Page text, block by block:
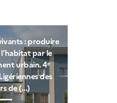
: produire
par le
urbain. 4ᵉ
des
de (…)